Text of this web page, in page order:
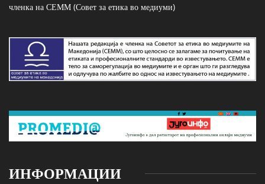
членка на СЕММ (Совет за етика во медиуми)
ИНФОРМАЦИИ